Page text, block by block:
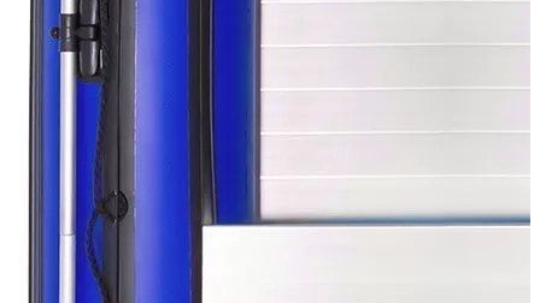
Добавить к сравнению
Нет в наличии
Сообщить о наличии
Способы оплаты
Наличными курьеру